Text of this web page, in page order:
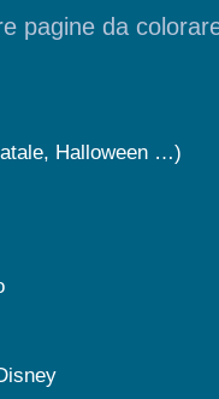
pagine da
Halloween …)